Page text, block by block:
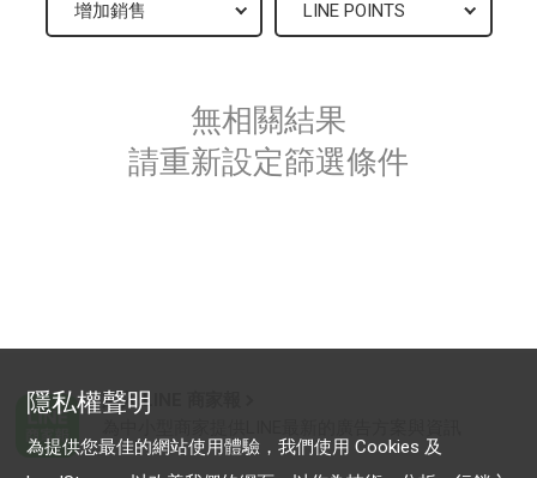
無相關結果
請重新設定篩選條件
加入 LINE 商家報
隱私權聲明
為提供您最佳的網站使用體驗，我們使用 Cookies 及